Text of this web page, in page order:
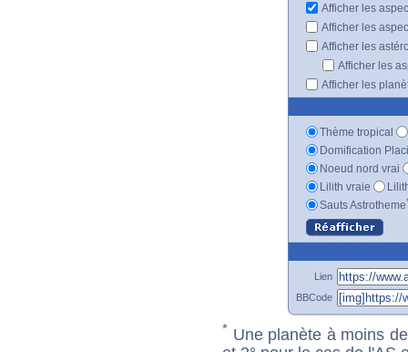
Afficher les
Afficher les
Afficher les
Afficher les
Afficher les
Thème tropical
Domification
Noeud nord vrai
Lilith vraie
Sauts Astrotheme
Lien
BBCode
* Une planète à moins